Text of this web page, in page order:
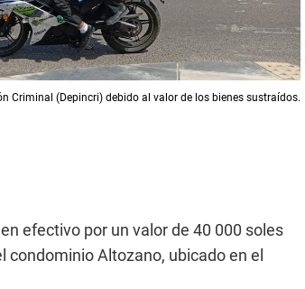
Criminal (Depincri) debido al valor de los bienes sustraídos.
efectivo por un valor de 40 000 soles
Altozano, ubicado en el